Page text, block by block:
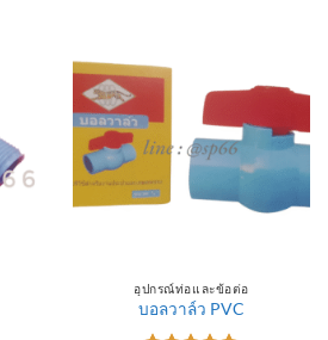
อุปกรณ์ท่อและข้อต่อ
บอลวาล์ว PVC